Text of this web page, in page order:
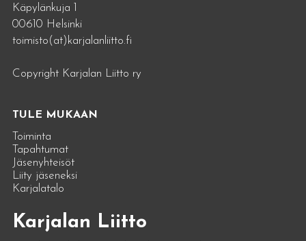
Käpylänkuja 1
00610 Helsinki
toimisto(at)karjalanliitto.fi
Copyright Karjalan Liitto ry
TULE MUKAAN
Toiminta
Tapahtumat
Jäsenyhteisöt
Liity jäseneksi
Karjalatalo
Karjalan Liitto